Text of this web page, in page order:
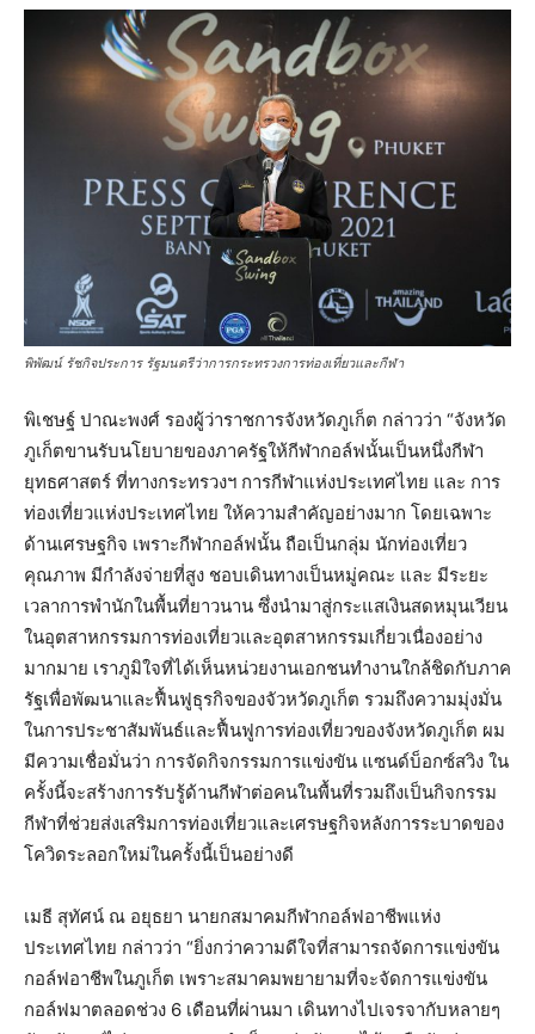
พิพัฒน์ รัชกิจประการ รัฐมนตรีว่าการกระทรวงการท่องเที่ยวและกีฬา
พิเชษฐ์ ปาณะพงศ์ รองผู้ว่าราชการจังหวัดภูเก็ต กล่าวว่า “จังหวัด
ภูเก็ตขานรับนโยบายของภาครัฐให้กีฬากอล์ฟนั้นเป็นหนึ่งกีฬา
ยุทธศาสตร์ ที่ทางกระทรวงฯ การกีฬาแห่งประเทศไทย และ การ
ท่องเที่ยวแห่งประเทศไทย ให้ความสำคัญอย่างมาก โดยเฉพาะ
ด้านเศรษฐกิจ เพราะกีฬากอล์ฟนั้น ถือเป็นกลุ่ม นักท่องเที่ยว
คุณภาพ มีกำลังจ่ายที่สูง ชอบเดินทางเป็นหมู่คณะ และ มีระยะ
เวลาการพำนักในพื้นที่ยาวนาน ซึ่งนำมาสู่กระแสเงินสดหมุนเวียน
ในอุตสาหกรรมการท่องเที่ยวและอุตสาหกรรมเกี่ยวเนื่องอย่าง
มากมาย เราภูมิใจที่ได้เห็นหน่วยงานเอกชนทำงานใกล้ชิดกับภาค
รัฐเพื่อพัฒนาและฟื้นฟูธุรกิจของจัวหวัดภูเก็ต รวมถึงความมุ่งมั่น
ในการประชาสัมพันธ์และฟื้นฟูการท่องเที่ยวของจังหวัดภูเก็ต ผม
มีความเชื่อมั่นว่า การจัดกิจกรรมการแข่งขัน แซนด์บ็อกซ์สวิง ใน
ครั้งนี้จะสร้างการรับรู้ด้านกีฬาต่อคนในพื้นที่รวมถึงเป็นกิจกรรม
กีฬาที่ช่วยส่งเสริมการท่องเที่ยวและเศรษฐกิจหลังการระบาดของ
โควิดระลอกใหม่ในครั้งนี้เป็นอย่างดี
เมธี สุทัศน์ ณ อยุธยา นายกสมาคมกีฬากอล์ฟอาชีพแห่ง
ประเทศไทย กล่าวว่า “ยิ่งกว่าความดีใจที่สามารถจัดการแข่งขัน
กอล์ฟอาชีพในภูเก็ต เพราะสมาคมพยายามที่จะจัดการแข่งขัน
กอล์ฟมาตลอดช่วง 6 เดือนที่ผ่านมา เดินทางไปเจรจากับหลายๆ